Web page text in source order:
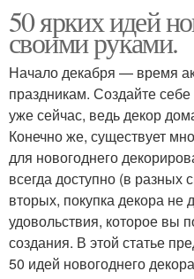
50 ярких идей
своими руками.
Начало декабря — время
праздникам. Создайте
уже сейчас, ведь декор
Конечно же, существует
для новогоднего
всегда доступно (в разных
вторых, покупка декора не
удовольствия, которое вы
создания. В этой статье
50 идей новогоднего